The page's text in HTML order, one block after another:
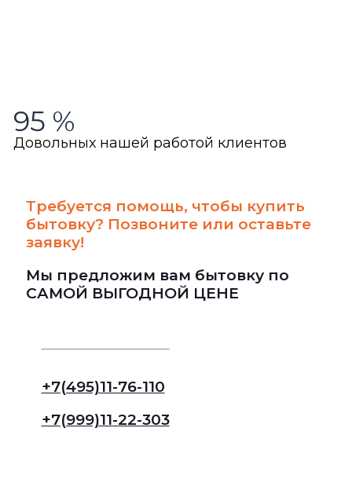
95 %
Довольных нашей работой клиентов
Требуется помощь, чтобы купить
бытовку? Позвоните или оставьте
заявку!
Мы предложим вам бытовку по
САМОЙ ВЫГОДНОЙ ЦЕНЕ
+7(495)11-76-110
+7(999)11-22-303